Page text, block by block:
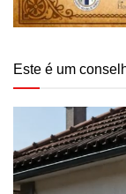
Este é um